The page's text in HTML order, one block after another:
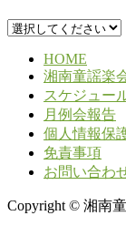
HOME
湘南童謡楽
スケジュー
月例会報告
個人情報保
免責事項
お問い合わ
Copyright © 湘南